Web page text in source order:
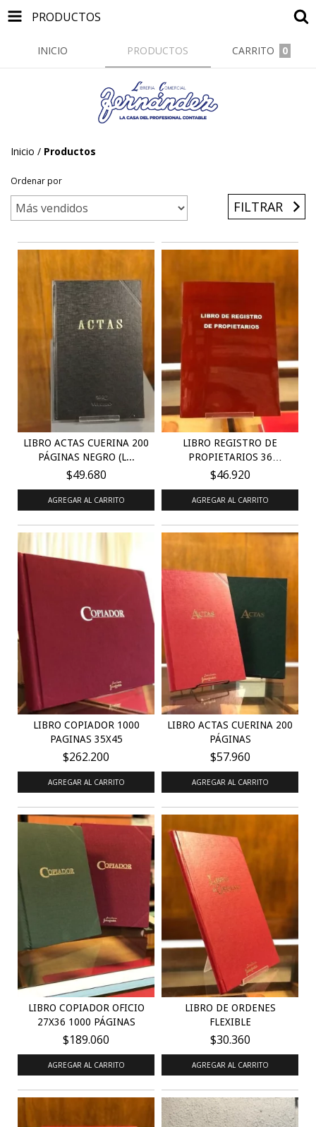
PRODUCTOS
INICIO PRODUCTOS CARRITO 0
Inicio / Productos
Ordenar por
FILTRAR
LIBRO ACTAS CUERINA 200
PÁGINAS NEGRO (L...
$49.680
AGREGAR AL CARRITO
LIBRO REGISTRO DE
PROPIETARIOS 36
PÁGINA...
$46.920
AGREGAR AL CARRITO
LIBRO COPIADOR 1000
PAGINAS 35X45
$262.200
AGREGAR AL CARRITO
LIBRO ACTAS CUERINA 200
PÁGINAS
$57.960
AGREGAR AL CARRITO
LIBRO COPIADOR OFICIO
27X36 1000 PÁGINAS
$189.060
AGREGAR AL CARRITO
LIBRO DE ORDENES
FLEXIBLE
$30.360
AGREGAR AL CARRITO